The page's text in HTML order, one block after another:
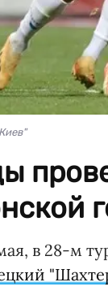
мая, в 28-м